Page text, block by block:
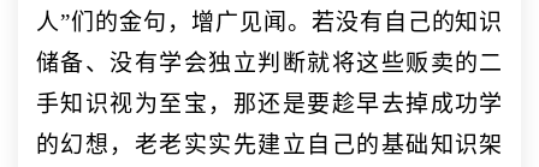
人”们的金句，增广见闻。若没有自己的知识
储备、没有学会独立判断就将这些贩卖的二
手知识视为至宝，那还是要趁早去掉成功学
的幻想，老老实实先建立自己的基础知识架